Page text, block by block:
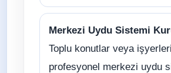
Merkezi Uydu Sistemi
Toplu konutlar veya
profesyonel merkezi uydu